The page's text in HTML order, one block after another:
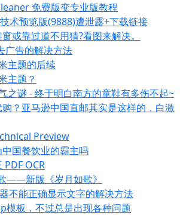
免费版变专业版教程
术预览版(9888)遭泄露+下载链接
或靠过道不用猜?看图来解决。
告的解决方法
主题的后续
主题？
之谜 - 终于明白南方的童鞋有多伤不起~
？亚马逊中国直邮其实是这样的，白激
Preview
国餐饮业的霸主吗
PDF OCR
——新版《岁月如歌》
不能正确显示文字的解决方法
模板，不过总是出现各种问题